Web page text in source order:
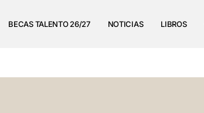
BECAS TALENTO 26/27 NOTICIAS LIBROS